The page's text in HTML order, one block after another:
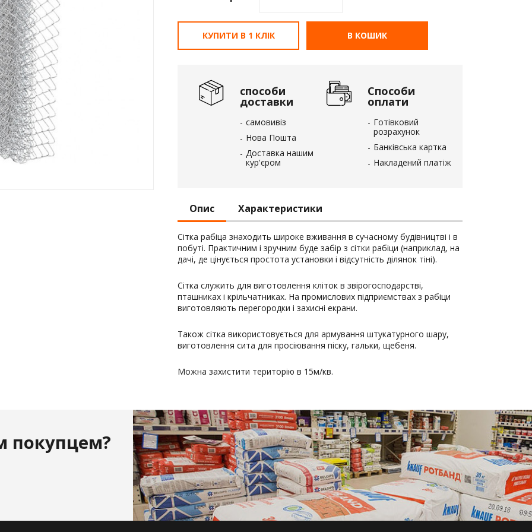
пінополістирол
КУПИТИ В 1 КЛІК В КОШИК
способи
доставки
самовивіз
Нова Пошта
Доставка нашим
кур'єром
Способи
оплати
Готівковий
розрахунок
Банківська картка
Накладений платіж
Опис Характеристики
Сітка рабіца знаходить широке вживання в сучасному будівництві і в
побуті. Практичним і зручним буде забір з сітки рабіци (наприклад, на
дачі, де цінується простота установки і відсутність ділянок тіні).
Сітка служить для виготовлення кліток в звірогосподарстві,
пташниках і крільчатниках. На промислових підприємствах з рабіци
виготовляють перегородки і захисні екрани.
Також сітка використовується для армування штукатурного шару,
виготовлення сита для просіювання піску, гальки, щебеня.
Можна захистити територію в 15м/кв.
покупцем?